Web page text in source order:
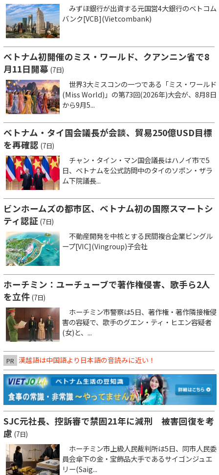
みずほ銀行が出資する元国営4大銀行のベトコム
バンク[VCB](Vietcombank)
ベトナム初開催のミス・ワールド、クアンニン省で8
月11日開幕 (7日)
世界3大ミスコンの一つである「ミス・ワールド
(Miss World)」の第73回(2026年)大会が、8月8日
から9月5...
ベトナム・タイ国会議長が会談、貿易250億USD目標
を再確認 (7日)
チャン・タイン・マン国会議長はハノイ市で5
日、ベトナムを公式訪問中のタイのソポン・ザラ
ム下院議長...
ビンホームズの都市区、ベトナム初の国際スマートシ
ティ認証 (7日)
不動産開発を中核とする民間複合企業ビングル
ープ[VIC](Vingroup)子会社
ホーチミン：ユーチューブで著作権侵害、歌手ら2人
を立件 (7日)
ホーチミン市警察は5日、著作権・著作隣接権侵
害の容疑で、歌手のグエン・ティ・ヒエン容疑者
(女)と、...
PR 漢越語は中国語より日本語の音読みに近い！
SJC元社長、控訴審で禁固21年に減刑 被害回復を考
慮 (7日)
ホーチミン市上級人民裁判所は5日、同市人民委
員会傘下の金・宝飾品大手であるサイゴンジュエ
リー(Saig...